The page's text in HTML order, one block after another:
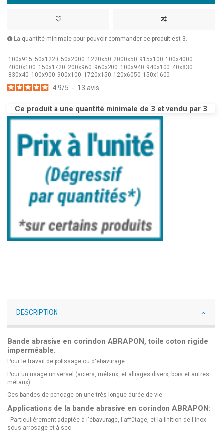
La quantité minimale pour pouvoir commander ce produit est 3.
100x915 50x1220 50x2000 1220x50 2000x50 915x100 100x4000
4000x100 150x1720 200x960 960x200 100x940 940x100 40x830
830x40 100x900 900x100 1720x150 120x6050 150x1600
4.9/5 - 13 avis
Ce produit a une quantité minimale de 3 et vendu par 3
DESCRIPTION
Bande abrasive en corindon ABRAPON, toile coton rigide
imperméable.
Pour le travail de polissage ou d'ébavurage.
Pour un usage universel (aciers, métaux, et alliages divers, bois et autres
métaux).
Ces bandes de ponçage on une très longue durée de vie.
Applications de la bande abrasive en corindon ABRAPON:
- Particulièrement adaptée à l'ébavurage, l'affûtage, et la finition de l'inox
sous arrosage et à sec.